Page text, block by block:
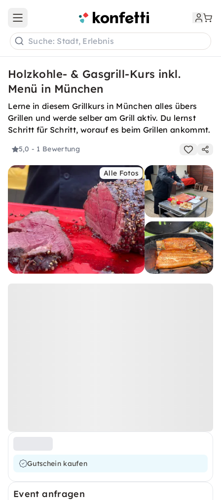
Open main menu
Suche: Stadt, Erlebnis
Holzkohle- & Gasgrill-Kurs inkl.
Menü in München
Lerne in diesem Grillkurs in München alles übers
Grillen und werde selber am Grill aktiv. Du lernst
Schritt für Schritt, worauf es beim Grillen ankommt.
5,0 - 1 Bewertung
Alle Fotos
Gutschein kaufen
Event anfragen